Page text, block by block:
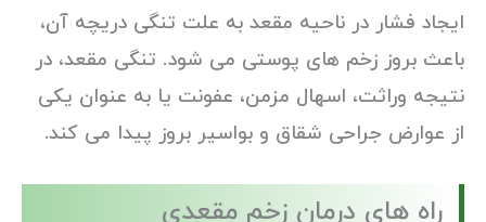
ایجاد فشار در ناحیه مقعد به علت تنگی دریچه آن،
باعث بروز زخم های پوستی می شود. تنگی مقعد، در
نتیجه وراثت، اسهال مزمن، عفونت یا به عنوان یکی
از عوارض جراحی شقاق و بواسیر بروز پیدا می کند.
راه های درمان زخم مقعدی